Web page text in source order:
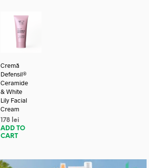
Cremă
Defensil®
Ceramide
& White
Lily Facial
Cream
178 lei
ADD TO
CART